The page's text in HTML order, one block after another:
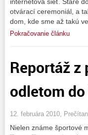
otvárací ceremoniál, a
dom, kde sme až takú
Pokračovanie článku
Reportáž z
odletom
12. februára 2010,
Nielen známe športové